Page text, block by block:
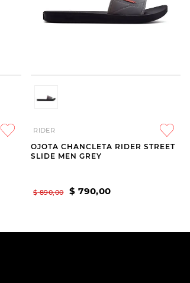
RIDER
OJOTA CHANCLETA RIDER STREET
SLIDE MEN GREY
$ 890,00 $ 790,00